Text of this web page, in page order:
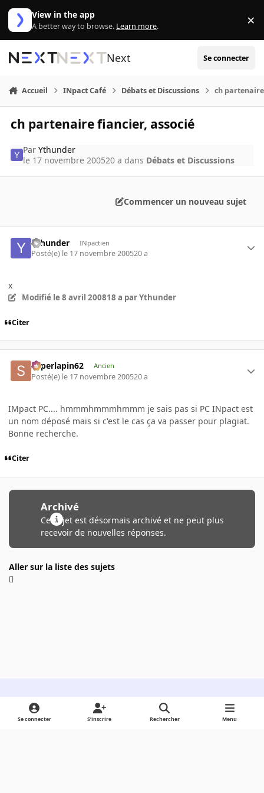
Aller au contenu
View in the app
A better way to browse. Learn more. ×
Next Se connecter
Accueil INpact Café Débats et Discussions ch
ch partenaire fiancier, associé
ParYthunder
le 17 novembre 200520 a dans Débats et Discussions
Commencer un nouveau sujet
Ythunder INpactien
Posté(e) le 17 novembre 200520 a
x
Modifié le 8 avril 200818 a par Ythunder
Citer
superlapin62 Ancien
Posté(e) le 17 novembre 200520 a
IMpact PC.... hmmmhmmmhmmm je sais pas si PC INpact est
un nom déposé mais si c'est le cas ça va passer pour plagiat.
Bonne recherche.
Citer
Archivé
Ce sujet est désormais archivé et ne peut plus
recevoir de nouvelles réponses.
Aller sur la liste des sujets
Light ModeDark ModeSystem Preference
Se connecter S’inscrire Rechercher Menu